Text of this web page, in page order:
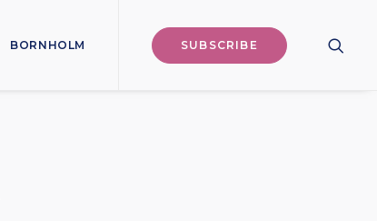
BORNHOLM SUBSCRIBE